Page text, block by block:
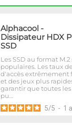
Alphacool -
Dissipateur HDX
SSD
Les SSD au format
populaires. Les taux
d'accès extrêmement
et des jeux plus
garantir que toutes
pu…
5/5 - 1